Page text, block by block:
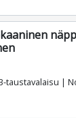
taustavalaisu |